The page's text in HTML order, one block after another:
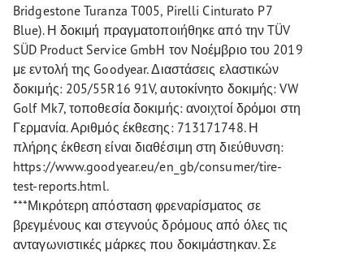
Bridgestone Turanza T005, Pirelli Cinturato P7
Blue). Η δοκιμή πραγματοποιήθηκε από την TÜV
SÜD Product Service GmbH τον Νοέμβριο του 2019
με εντολή της Goodyear. Διαστάσεις ελαστικών
δοκιμής: 205/55R16 91V, αυτοκίνητο δοκιμής: VW
Golf Mk7, τοποθεσία δοκιμής: ανοιχτοί δρόμοι στη
Γερμανία. Αριθμός έκθεσης: 713171748. Η
πλήρης έκθεση είναι διαθέσιμη στη διεύθυνση:
https://www.goodyear.eu/en_gb/consumer/tire-
test-reports.html.
***Μικρότερη απόσταση φρεναρίσματος σε
βρεγμένους και στεγνούς δρόμους από όλες τις
ανταγωνιστικές μάρκες που δοκιμάστηκαν. Σε